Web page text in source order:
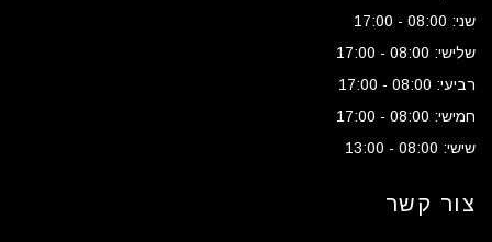
שני: 08:00 - 17:00
שלישי: 08:00 - 17:00
רביעי: 08:00 - 17:00
חמישי: 08:00 - 17:00
שישי: 08:00 - 13:00
צור קשר